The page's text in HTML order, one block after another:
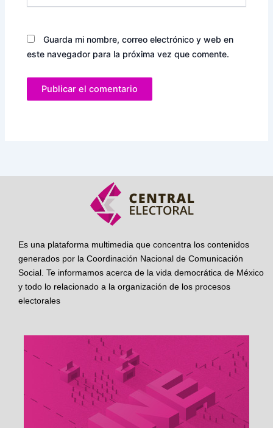
Guarda mi nombre, correo electrónico y web en
este navegador para la próxima vez que comente.
Es una plataforma multimedia que concentra los contenidos
generados por la Coordinación Nacional de Comunicación
Social. Te informamos acerca de la vida democrática de México
y todo lo relacionado a la organización de los procesos
electorales